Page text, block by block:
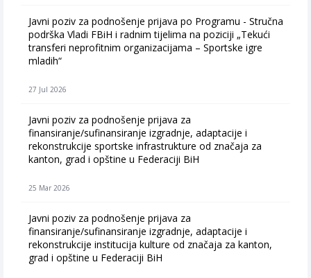
Javni poziv za podnošenje prijava po Programu - Stručna
podrška Vladi FBiH i radnim tijelima na poziciji „Tekući
transferi neprofitnim organizacijama – Sportske igre
mladih“
27 Jul 2026
Javni poziv za podnošenje prijava za
finansiranje/sufinansiranje izgradnje, adaptacije i
rekonstrukcije sportske infrastrukture od značaja za
kanton, grad i opštine u Federaciji BiH
25 Mar 2026
Javni poziv za podnošenje prijava za
finansiranje/sufinansiranje izgradnje, adaptacije i
rekonstrukcije institucija kulture od značaja za kanton,
grad i opštine u Federaciji BiH